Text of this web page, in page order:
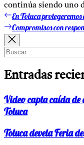
continúa siendo uno
Navegación
de
entradas
Entrada
anterior:
En Toluca
Entrada
siguiente:
Compromisos con
Buscar:
Entradas
Video capta caída de
Toluca
Toluca devela Feria